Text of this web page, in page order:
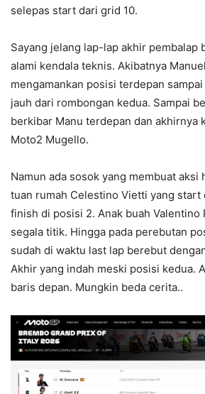
selepas start dari grid 10.
Sayang jelang lap-lap akhir pembalap
alami kendala teknis. Akibatnya
mengamankan posisi terdepan
jauh dari rombongan kedua. Sampai
berkibar Manu terdepan dan akhirnya
Moto2 Mugello.
Namun ada sosok yang membuat aksi
tuan rumah Celestino Vietti yang start
finish di posisi 2. Anak buah Valentino
segala titik. Hingga pada perebutan
sudah di waktu last lap berebut
Akhir yang indah meski posisi kedua.
baris depan. Mungkin beda cerita..